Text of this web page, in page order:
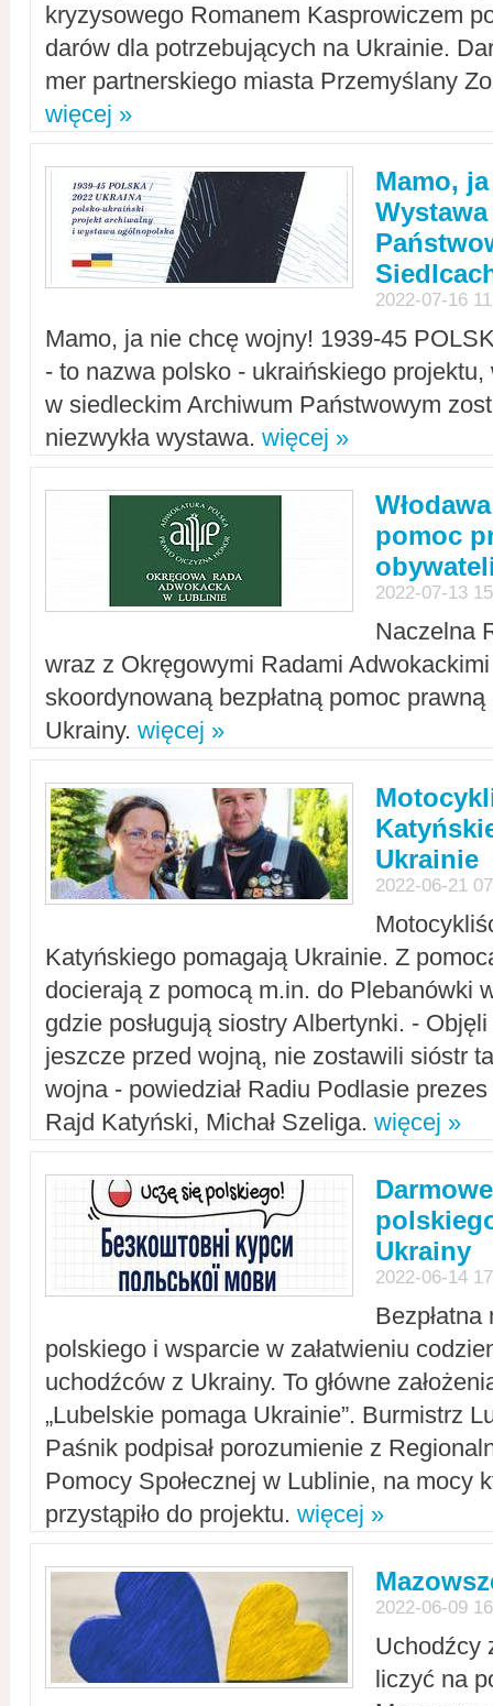
kryzysowego Romanem Kasprowiczem
darów dla potrzebujących na Ukrainie.
mer partnerskiego miasta Przemyślany
więcej »
Mamo,
2022-07-16
Mamo, ja nie chcę wojny! 1939-45
- to nazwa polsko - ukraińskiego
w siedleckim Archiwum Państwowym
niezwykła wystawa. więcej »
pomoc
2022-07-13
Naczelna
wraz z Okręgowymi Radami Adwokackimi
skoordynowaną bezpłatną pomoc
Ukrainy. więcej »
Ukrainie
2022-06-21
Katyńskiego pomagają Ukrainie. Z
docierają z pomocą m.in. do Plebanówki
gdzie posługują siostry Albertynki. -
jeszcze przed wojną, nie zostawili sióstr
wojna - powiedział Radiu Podlasie
Rajd Katyński, Michał Szeliga. więcej »
Ukrainy
2022-06-14
polskiego i wsparcie w załatwieniu
uchodźców z Ukrainy. To główne
„Lubelskie pomaga Ukrainie”. Burmistrz
Paśnik podpisał porozumienie z
Pomocy Społecznej w Lublinie, na mocy
przystąpiło do projektu. więcej »
2022-06-09
Uchodźcy
liczyć na